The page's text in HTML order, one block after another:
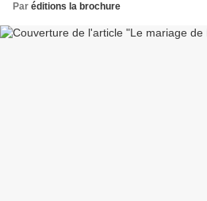
Par éditions la brochure